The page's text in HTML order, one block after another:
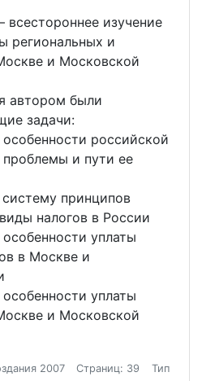
всестороннее изучение
региональных и
и Московской
автором были
задачи:
российской
и пути ее
систему принципов
налогов в России
уплаты
в Москве и
уплаты
и Московской
2007 Страниц: 39
Тип